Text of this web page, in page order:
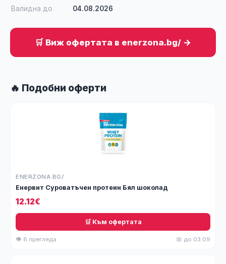
Валидна до 04.08.2026
🛒 Виж офертата в enerzona.bg/ →
🔥 Подобни оферти
ENERZONA.BG/
Енервит Суроватъчен протеин Бял шоколад
12.12€
🛒 Към офертата
👁 8 прегледа 📅 до 03.09